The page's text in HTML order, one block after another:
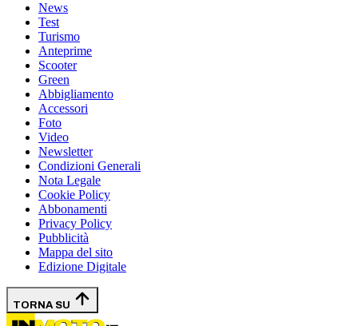
News
Test
Turismo
Anteprime
Scooter
Green
Abbigliamento
Accessori
Foto
Video
Newsletter
Condizioni Generali
Nota Legale
Cookie Policy
Abbonamenti
Privacy Policy
Pubblicità
Mappa del sito
Edizione Digitale
TORNA SU